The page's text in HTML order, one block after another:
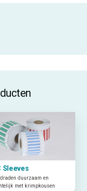
Sleeves
draden duurzaam en
met krimpkousen